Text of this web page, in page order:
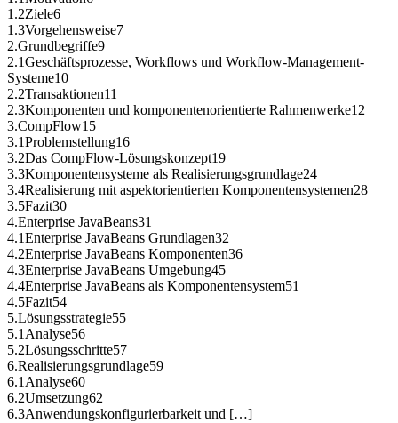
1.2Ziele6
1.3Vorgehensweise7
2.Grundbegriffe9
2.1Geschäftsprozesse, Workflows und Workflow-Management-
Systeme10
2.2Transaktionen11
2.3Komponenten und komponentenorientierte Rahmenwerke12
3.CompFlow15
3.1Problemstellung16
3.2Das CompFlow-Lösungskonzept19
3.3Komponentensysteme als Realisierungsgrundlage24
3.4Realisierung mit aspektorientierten Komponentensystemen28
3.5Fazit30
4.Enterprise JavaBeans31
4.1Enterprise JavaBeans Grundlagen32
4.2Enterprise JavaBeans Komponenten36
4.3Enterprise JavaBeans Umgebung45
4.4Enterprise JavaBeans als Komponentensystem51
4.5Fazit54
5.Lösungsstrategie55
5.1Analyse56
5.2Lösungsschritte57
6.Realisierungsgrundlage59
6.1Analyse60
6.2Umsetzung62
6.3Anwendungskonfigurierbarkeit und […]